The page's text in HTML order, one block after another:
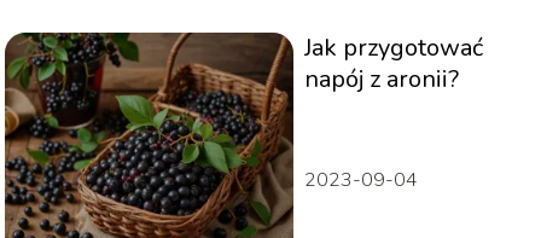
Jak przygotować
napój z aronii?
2023-09-04